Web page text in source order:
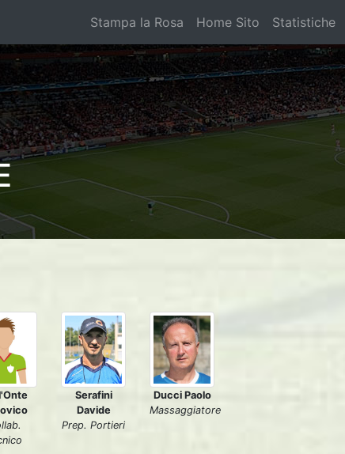
Stampa la Rosa Home Sito Statistiche
Serafini
Davide
Prep. Portieri
Ducci Paolo
Massaggiatore